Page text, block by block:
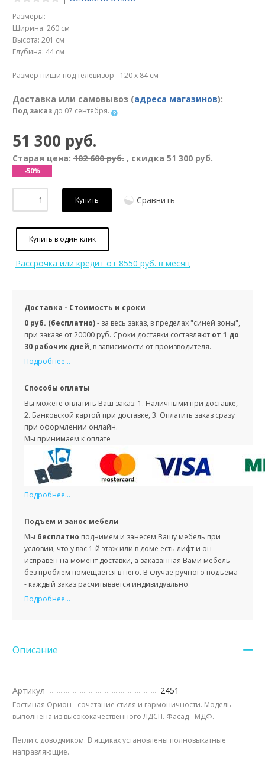
Размеры:
Ширина: 260 см
Высота: 201 см
Глубина: 44 см
Размер ниши под телевизор - 120 х 84 см
Доставка или самовывоз (адреса магазинов):
Под заказ до 07 сентября.
51 300 руб.
Старая цена: 102 600 руб. , скидка 51 300 руб.
-50%
Купить Сравнить
Купить в один клик
Рассрочка или кредит от 8550 руб. в месяц
Доставка - Стоимость и сроки
0 руб. (бесплатно)- за весь заказ, в пределах "синей зоны",
при заказе от 20000 руб. Сроки доставки составляют от 1 до
30 рабочих дней, в зависимости от производителя.
Подробнее...
Способы оплаты
Вы можете оплатить Ваш заказ: 1. Наличными при доставке,
2. Банковской картой при доставке, 3. Оплатить заказ сразу
при оформлении онлайн.
Мы принимаем к оплате
Подробнее...
Подъем и занос мебели
Мы бесплатно поднимем и занесем Вашу мебель при
условии, что у вас 1-й этаж или в доме есть лифт и он
исправен на момент доставки, а заказанная Вами мебель
без проблем помещается в него. В случае ручного подъема
- каждый заказ расчитывается индивидуально.
Подробнее...
Описание
Артикул 2451
Гостиная Орион - сочетание стиля и гармоничности. Модель
выполнена из высококачественного ЛДСП. Фасад - МДФ.
Петли с доводчиком. В ящиках установлены полновыкатные
направляющие.